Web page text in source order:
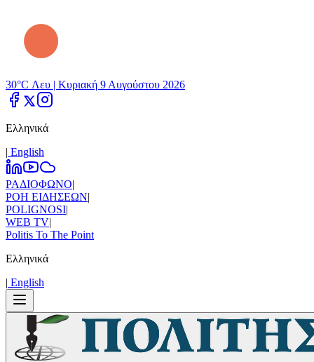
30°C Λευ | Κυριακή 9 Αυγούστου 2026
Ελληνικά
| Εnglish
ΡΑΔΙΟΦΩΝΟ|
ΡΟΗ ΕΙΔΗΣΕΩΝ|
POLIGNOSI|
WEB TV|
Politis To The Point
Ελληνικά
| Εnglish